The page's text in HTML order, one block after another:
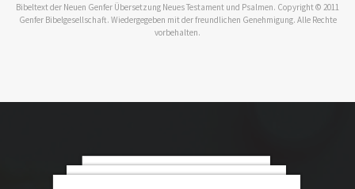
Bibeltext der Neuen Genfer Übersetzung Neues Testament und Psalmen. Copyright © 2011
Genfer Bibelgesellschaft. Wiedergegeben mit der freundlichen Genehmigung. Alle Rechte
vorbehalten.